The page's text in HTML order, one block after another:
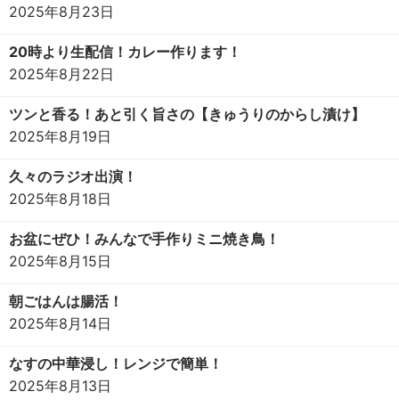
2025年8月23日
20時より生配信！カレー作ります！
2025年8月22日
ツンと香る！あと引く旨さの【きゅうりのからし漬け】
2025年8月19日
久々のラジオ出演！
2025年8月18日
お盆にぜひ！みんなで手作りミニ焼き鳥！
2025年8月15日
朝ごはんは腸活！
2025年8月14日
なすの中華浸し！レンジで簡単！
2025年8月13日